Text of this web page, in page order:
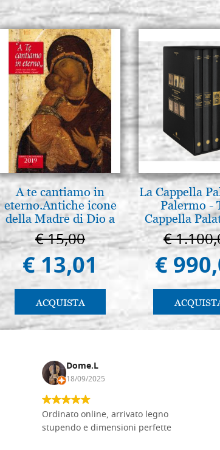
A te cantiamo in
eterno.Antiche icone
della Madre di Dio a
Vladimir e Suzdal
(libro-cal. 2019)
€ 15,00
€ 13,01
ACQUISTA
La Cappella
Palermo -
Cappella
€
€
Dome.L
18/09/2025
Ordinato online, arrivato legno
stupendo e dimensioni perfette